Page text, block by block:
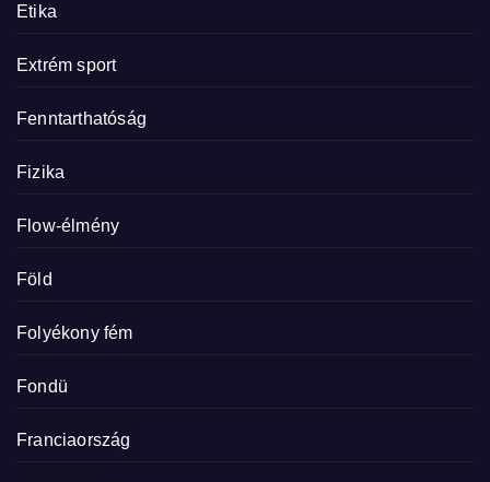
Etika
Extrém sport
Fenntarthatóság
Fizika
Flow-élmény
Föld
Folyékony fém
Fondü
Franciaország